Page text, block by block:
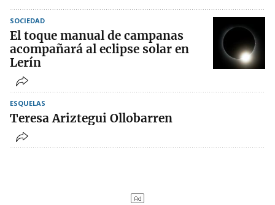
SOCIEDAD
El toque manual de campanas
acompañará al eclipse solar en
Lerín
ESQUELAS
Teresa Ariztegui Ollobarren